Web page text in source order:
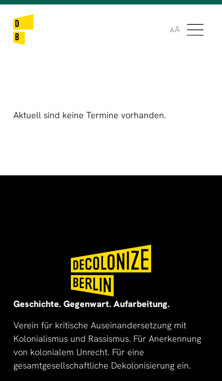
AA
Aktuell sind keine Termine vorhanden.
🌍
🌞
Geschichte. Gegenwart. Aufarbeitung.
Verein für kritische Auseinandersetzung mit
Kolonialismus und Rassismus. Für Anerkennung
von kolonialem Unrecht. Für eine
gesamtgesellschaftliche Dekolonisierung ein.